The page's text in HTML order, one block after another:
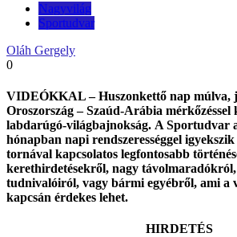
Nagyvilág
Sportudvar
Oláh Gergely
0
VIDEÓKKAL – Huszonkettő nap múlva,
Oroszország – Szaúd-Arábia mérkőzéssel
labdarúgó-világbajnokság. A Sportudvar
hónapban napi rendszerességgel
tornával kapcsolatos legfontosabb
kerethirdetésekről, nagy távolmaradókról,
tudnivalóiról, vagy bármi egyébről, ami a
kapcsán érdekes lehet.
HIRDETÉS